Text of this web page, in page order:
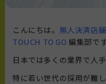
こんにちは。 無人決済店
TOUCH TO GO 編集部です
日本では多くの業界で人
特に若い世代の採用が難